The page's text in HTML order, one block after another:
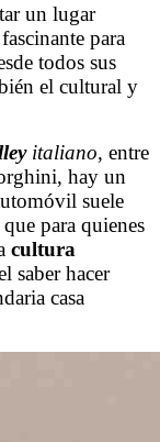
un lugar
para
todos sus
el cultural y
italiano, entre
hay un
suele
para quienes
cultura
saber hacer
casa